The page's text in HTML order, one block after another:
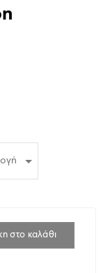
στο καλάθι